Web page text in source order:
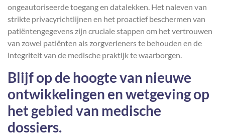
ongeautoriseerde toegang en datalekken. Het naleven van
strikte privacyrichtlijnen en het proactief beschermen van
patiëntengegevens zijn cruciale stappen om het vertrouwen
van zowel patiënten als zorgverleners te behouden en de
integriteit van de medische praktijk te waarborgen.
Blijf op de hoogte van nieuwe
ontwikkelingen en wetgeving op
het gebied van medische
dossiers.